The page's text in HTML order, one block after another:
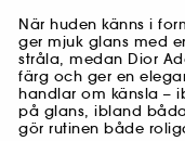
När huden känns i
ger mjuk glans med
stråla, medan Dior
färg och ger en
handlar om känsla –
på glans, ibland
gör rutinen både